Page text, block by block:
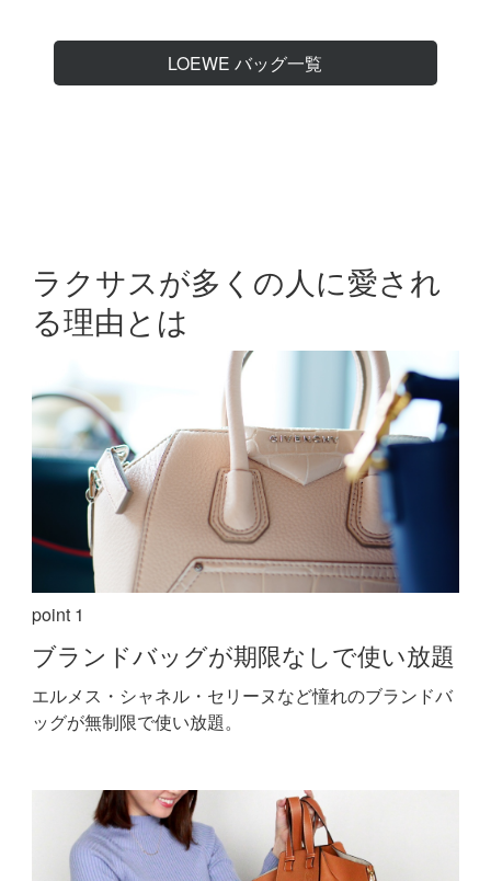
LOEWE バッグ一覧
ラクサスが多くの人に愛され
る理由とは
point 1
ブランドバッグが期限なしで使い放題
エルメス・シャネル・セリーヌなど憧れのブランドバ
ッグが無制限で使い放題。